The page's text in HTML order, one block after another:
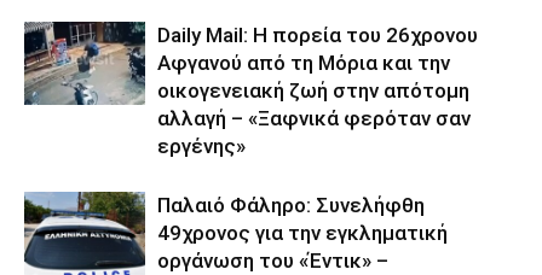
Daily Mail: Η πορεία του 26χρονου
Αφγανού από τη Μόρια και την
οικογενειακή ζωή στην απότομη
αλλαγή – «Ξαφνικά φερόταν σαν
εργένης»
Παλαιό Φάληρο: Συνελήφθη
49χρονος για την εγκληματική
οργάνωση του «Έντικ» –